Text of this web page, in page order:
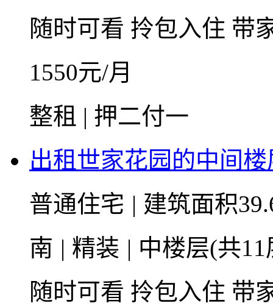
随时可看 拎包入住 带
1550元/月
整租 | 押二付一
出租世家花园的中间
普通住宅 | 建筑面积
南 | 精装 | 中楼层(共
随时可看 拎包入住 带